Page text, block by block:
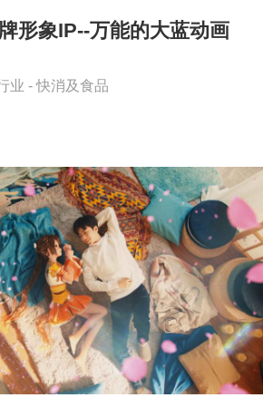
形象IP--万能的大蓝动画
业 -快消及食品